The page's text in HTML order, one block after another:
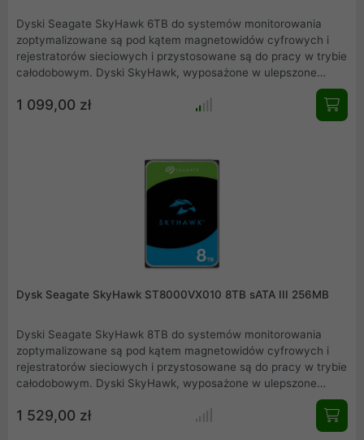
Dyski Seagate SkyHawk 6TB do systemów monitorowania
zoptymalizowane są pod kątem magnetowidów cyfrowych i
rejestratorów sieciowych i przystosowane są do pracy w trybie
całodobowym. Dyski SkyHawk, wyposażone w ulepszone
minimalizować ilość utraconych klatek oraz obsługują do 64
kamer. Dyski twarde Seagate SkyHawk współczynnik MTBF
1 099,00 zł
Dysk Seagate SkyHawk ST8000VX010 8TB sATA III 256MB
Dyski Seagate SkyHawk 8TB do systemów monitorowania
zoptymalizowane są pod kątem magnetowidów cyfrowych i
rejestratorów sieciowych i przystosowane są do pracy w trybie
całodobowym. Dyski SkyHawk, wyposażone w ulepszone
minimalizować ilość utraconych klatek oraz obsługują do 64
kamer. Dyski twarde Seagate SkyHawk współczynnik MTBF
1 529,00 zł